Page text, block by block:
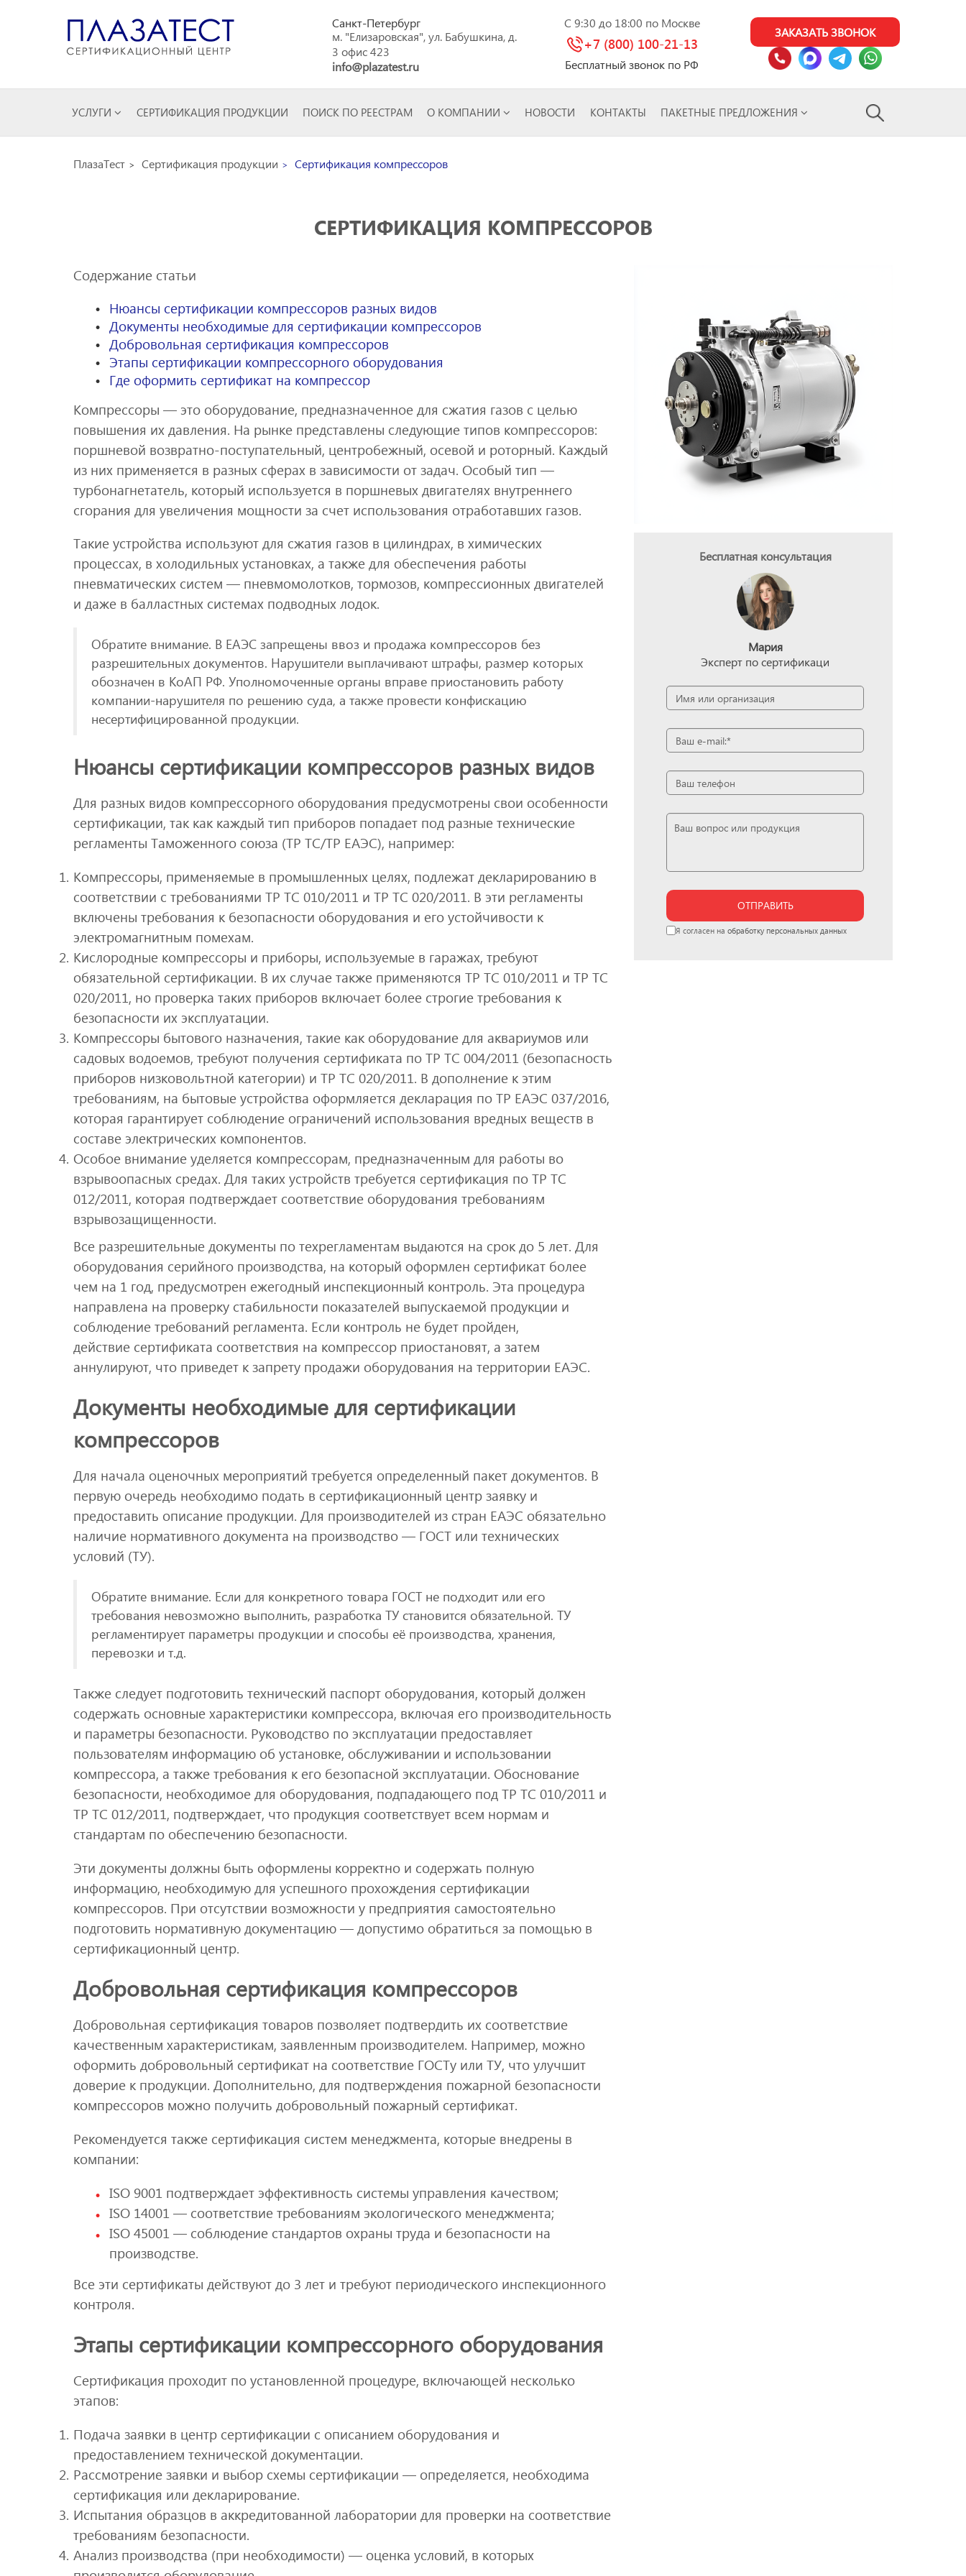
Санкт-Петербург
м. "Елизаровская", ул. Бабушкина, д.
3 офис 423
info@plazatest.ru
C 9:30 до 18:00 по Москве
+7 (800) 100-21-13
Бесплатный звонок по РФ
ЗАКАЗАТЬ ЗВОНОК
УСЛУГИ СЕРТИФИКАЦИЯ ПРОДУКЦИИ ПОИСК ПО РЕЕСТРАМ О КОМПАНИИ НОВОСТИ КОНТАКТЫ ПАКЕТНЫЕ ПРЕДЛОЖЕНИЯ
ПлазаТест Сертификация продукции Сертификация компрессоров
СЕРТИФИКАЦИЯ КОМПРЕССОРОВ
Содержание статьи
Нюансы сертификации компрессоров разных видов
Документы необходимые для сертификации компрессоров
Добровольная сертификация компрессоров
Этапы сертификации компрессорного оборудования
Где оформить сертификат на компрессор
Компрессоры — это оборудование, предназначенное для сжатия газов с целью
повышения их давления. На рынке представлены следующие типов компрессоров:
поршневой возвратно-поступательный, центробежный, осевой и роторный. Каждый
из них применяется в разных сферах в зависимости от задач. Особый тип —
турбонагнетатель, который используется в поршневых двигателях внутреннего
сгорания для увеличения мощности за счет использования отработавших газов.
Такие устройства используют для сжатия газов в цилиндрах, в химических
процессах, в холодильных установках, а также для обеспечения работы
пневматических систем — пневмомолотков, тормозов, компрессионных двигателей
и даже в балластных системах подводных лодок.
Обратите внимание. В ЕАЭС запрещены ввоз и продажа компрессоров без
разрешительных документов. Нарушители выплачивают штрафы, размер которых
обозначен в КоАП РФ. Уполномоченные органы вправе приостановить работу
компании-нарушителя по решению суда, а также провести конфискацию
несертифицированной продукции.
Нюансы сертификации компрессоров разных видов
Для разных видов компрессорного оборудования предусмотрены свои особенности
сертификации, так как каждый тип приборов попадает под разные технические
регламенты Таможенного союза (ТР ТС/ТР ЕАЭС), например:
Компрессоры, применяемые в промышленных целях, подлежат декларированию в
соответствии с требованиями ТР ТС 010/2011 и ТР ТС 020/2011. В эти регламенты
включены требования к безопасности оборудования и его устойчивости к
электромагнитным помехам.
Кислородные компрессоры и приборы, используемые в гаражах, требуют
обязательной сертификации. В их случае также применяются ТР ТС 010/2011 и ТР ТС
020/2011, но проверка таких приборов включает более строгие требования к
безопасности их эксплуатации.
Компрессоры бытового назначения, такие как оборудование для аквариумов или
садовых водоемов, требуют получения сертификата по ТР ТС 004/2011 (безопасность
приборов низковольтной категории) и ТР ТС 020/2011. В дополнение к этим
требованиям, на бытовые устройства оформляется декларация по ТР ЕАЭС 037/2016,
которая гарантирует соблюдение ограничений использования вредных веществ в
составе электрических компонентов.
Особое внимание уделяется компрессорам, предназначенным для работы во
взрывоопасных средах. Для таких устройств требуется сертификация по ТР ТС
012/2011, которая подтверждает соответствие оборудования требованиям
взрывозащищенности.
Все разрешительные документы по техрегламентам выдаются на срок до 5 лет. Для
оборудования серийного производства, на который оформлен сертификат более
чем на 1 год, предусмотрен ежегодный инспекционный контроль. Эта процедура
направлена на проверку стабильности показателей выпускаемой продукции и
соблюдение требований регламента. Если контроль не будет пройден,
действие сертификата соответствия на компрессор приостановят, а затем
аннулируют, что приведет к запрету продажи оборудования на территории ЕАЭС.
Документы необходимые для сертификации
компрессоров
Для начала оценочных мероприятий требуется определенный пакет документов. В
первую очередь необходимо подать в сертификационный центр заявку и
предоставить описание продукции. Для производителей из стран ЕАЭС обязательно
наличие нормативного документа на производство — ГОСТ или технических
условий (ТУ).
Обратите внимание. Если для конкретного товара ГОСТ не подходит или его
требования невозможно выполнить, разработка ТУ становится обязательной. ТУ
регламентирует параметры продукции и способы её производства, хранения,
перевозки и т.д.
Также следует подготовить технический паспорт оборудования, который должен
содержать основные характеристики компрессора, включая его производительность
и параметры безопасности. Руководство по эксплуатации предоставляет
пользователям информацию об установке, обслуживании и использовании
компрессора, а также требования к его безопасной эксплуатации. Обоснование
безопасности, необходимое для оборудования, подпадающего под ТР ТС 010/2011 и
ТР ТС 012/2011, подтверждает, что продукция соответствует всем нормам и
стандартам по обеспечению безопасности.
Эти документы должны быть оформлены корректно и содержать полную
информацию, необходимую для успешного прохождения сертификации
компрессоров. При отсутствии возможности у предприятия самостоятельно
подготовить нормативную документацию — допустимо обратиться за помощью в
сертификационный центр.
Добровольная сертификация компрессоров
Добровольная сертификация товаров позволяет подтвердить их соответствие
качественным характеристикам, заявленным производителем. Например, можно
оформить добровольный сертификат на соответствие ГОСТу или ТУ, что улучшит
доверие к продукции. Дополнительно, для подтверждения пожарной безопасности
компрессоров можно получить добровольный пожарный сертификат.
Рекомендуется также сертификация систем менеджмента, которые внедрены в
компании:
ISO 9001 подтверждает эффективность системы управления качеством;
ISO 14001 — соответствие требованиям экологического менеджмента;
ISO 45001 — соблюдение стандартов охраны труда и безопасности на
производстве.
Все эти сертификаты действуют до 3 лет и требуют периодического инспекционного
контроля.
Этапы сертификации компрессорного оборудования
Сертификация проходит по установленной процедуре, включающей несколько
этапов:
Подача заявки в центр сертификации с описанием оборудования и
предоставлением технической документации.
Рассмотрение заявки и выбор схемы сертификации — определяется, необходима
сертификация или декларирование.
Испытания образцов в аккредитованной лаборатории для проверки на соответствие
требованиям безопасности.
Анализ производства (при необходимости) — оценка условий, в которых
Бесплатная консультация
Мария
Эксперт по сертификаци
ОТПРАВИТЬ
Я согласен на обработку персональных данных